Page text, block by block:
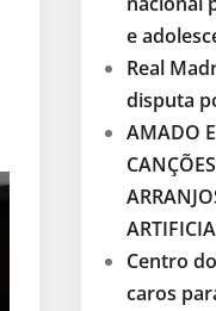
e
Real
disputa
AMADO
Centro
caros